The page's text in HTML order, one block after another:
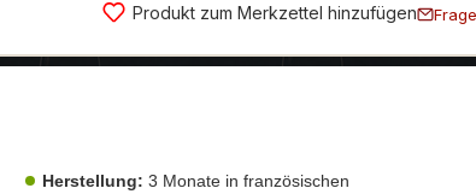
Produkt zum Merkzettel hinzufügen
Herstellung: 3 Monate in französischen